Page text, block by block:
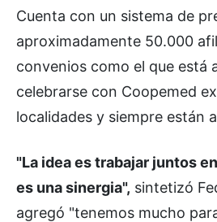
Cuenta con un sistema de
aproximadamente 50.000
convenios como el que está
celebrarse con Coopemed
localidades y siempre están
"La idea es trabajar juntos
es una sinergia", sintetizó
agregó "tenemos mucho